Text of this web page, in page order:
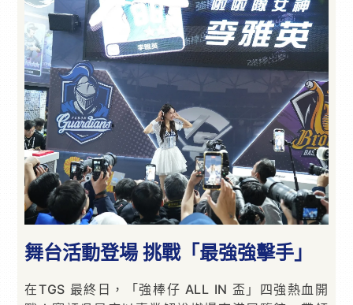
舞台活動登場 挑戰「最強強擊手」
在TGS 最終日，「強棒仔 ALL IN 盃」四強熱血開